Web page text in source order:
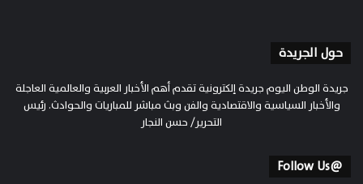
حول الجريدة
جريدة الوطن اليوم جريدة إلكترونية تقدم أهم الأخبار العربية والعالمية العاجلة
والأخبار السياسية والاقتصادية والفن وبث مباشر للمباريات والحوادث. رئيس
التحرير/ حسن النجار
@Follow Us